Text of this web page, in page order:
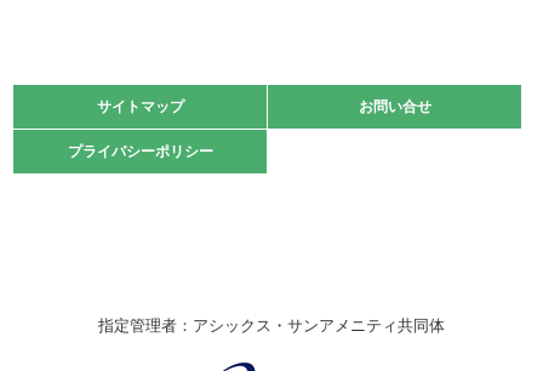
緑ケ丘体育館
2021.10.23
卓球選手権大会ラージボールの部開催☆
伊丹市総合体育大会 バレーボール大会が開催されました
サイトマップ お問い合せ
プライバシーポリシー
サイトマップ お問い合せ
プライバシーポリシー
指定管理者：アシックス・サンアメニティ共同体